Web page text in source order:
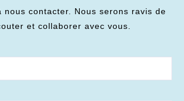
nous contacter. Nous serons ravis de
et collaborer avec vous.